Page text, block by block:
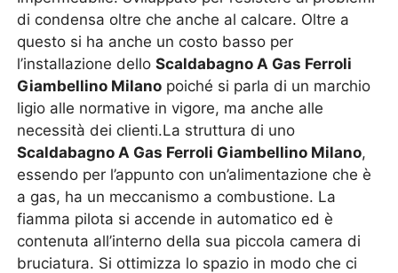
di condensa oltre che anche al calcare. Oltre a
questo si ha anche un costo basso per
l’installazione delloScaldabagno A Gas Ferroli
Giambellino Milano poiché si parla di un marchio
ligio alle normative in vigore, ma anche alle
necessità dei clienti.La struttura di uno
Scaldabagno A Gas Ferroli Giambellino Milano,
essendo per l’appunto con un’alimentazione che è
a gas, ha un meccanismo a combustione. La
fiamma pilota si accende in automatico ed è
contenuta all’interno della sua piccola camera di
bruciatura. Si ottimizza lo spazio in modo che ci